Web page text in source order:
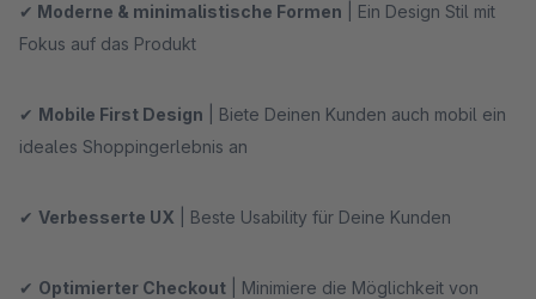
✔ Moderne & minimalistische Formen | Ein Design Stil mit
Fokus auf das Produkt
✔ Mobile First Design | Biete Deinen Kunden auch mobil ein
ideales Shoppingerlebnis an
✔ Verbesserte UX | Beste Usability für Deine Kunden
✔ Optimierter Checkout | Minimiere die Möglichkeit von